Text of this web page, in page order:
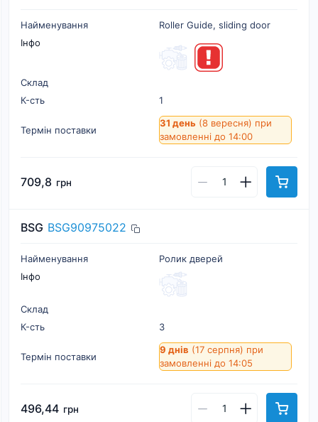
Найменування
Roller Guide, sliding door
Інфо
Склад
К-cть
1
Термін поставки
31 день (8 вересня) при
замовленні до 14:00
709,8 грн
BSG BSG90975022
Найменування
Ролик дверей
Інфо
Склад
К-cть
3
Термін поставки
9 днів (17 серпня) при
замовленні до 14:05
496,44 грн